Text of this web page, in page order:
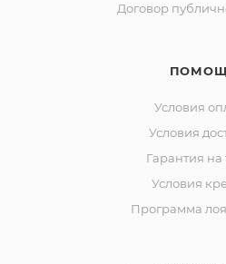
Договор
Условия
Условия
Гарантия на
Условия
Программа